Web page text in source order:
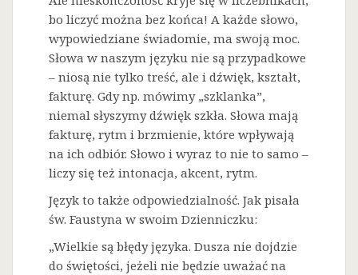
bo liczyć można bez końca! A każde słowo,
wypowiedziane świadomie, ma swoją moc.
Słowa w naszym języku nie są przypadkowe
– niosą nie tylko treść, ale i dźwięk, kształt,
fakturę. Gdy np. mówimy „szklanka”,
niemal słyszymy dźwięk szkła. Słowa mają
fakturę, rytm i brzmienie, które wpływają
na ich odbiór. Słowo i wyraz to nie to samo –
liczy się też intonacja, akcent, rytm.
Język to także odpowiedzialność. Jak pisała
św. Faustyna w swoim Dzienniczku:
„Wielkie są błędy języka. Dusza nie dojdzie
do świętości, jeżeli nie będzie uważać na